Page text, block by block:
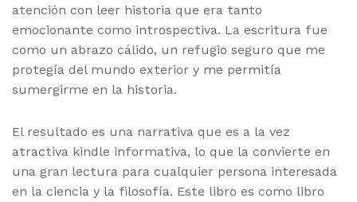
atención con leer historia que era tanto
emocionante como introspectiva. La escritura fue
como un abrazo cálido, un refugio seguro que me
protegía del mundo exterior y me permitía
sumergirme en la historia.
El resultado es una narrativa que es a la vez
atractiva kindle informativa, lo que la convierte en
una gran lectura para cualquier persona interesada
en la ciencia y la filosofía. Este libro es como libro